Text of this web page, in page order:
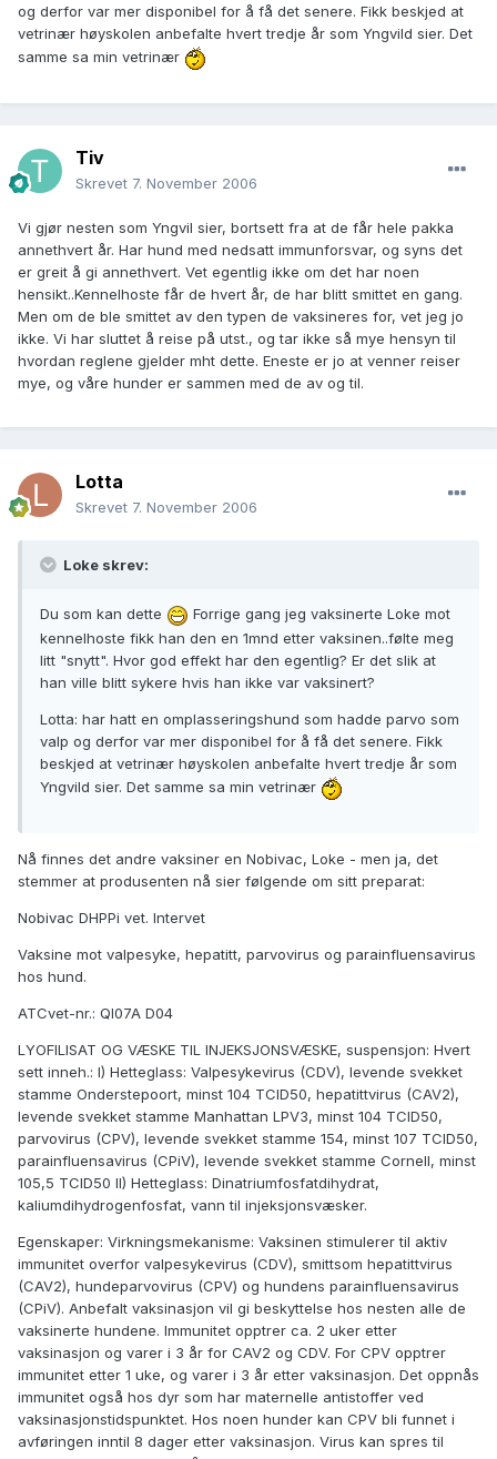
og derfor var mer disponibel for å få det senere. Fikk beskjed at
vetrinær høyskolen anbefalte hvert tredje år som Yngvild sier. Det
samme sa min vetrinær
Tiv
Skrevet 7. November 2006
Vi gjør nesten som Yngvil sier, bortsett fra at de får hele pakka
annethvert år. Har hund med nedsatt immunforsvar, og syns det
er greit å gi annethvert. Vet egentlig ikke om det har noen
hensikt..Kennelhoste får de hvert år, de har blitt smittet en gang.
Men om de ble smittet av den typen de vaksineres for, vet jeg jo
ikke. Vi har sluttet å reise på utst., og tar ikke så mye hensyn til
hvordan reglene gjelder mht dette. Eneste er jo at venner reiser
mye, og våre hunder er sammen med de av og til.
Lotta
Skrevet 7. November 2006
Loke skrev:
Du som kan dette
Forrige gang jeg vaksinerte Loke mot
kennelhoste fikk han den en 1mnd etter vaksinen..følte meg
litt "snytt". Hvor god effekt har den egentlig? Er det slik at
han ville blitt sykere hvis han ikke var vaksinert?
Lotta: har hatt en omplasseringshund som hadde parvo som
valp og derfor var mer disponibel for å få det senere. Fikk
beskjed at vetrinær høyskolen anbefalte hvert tredje år som
Yngvild sier. Det samme sa min vetrinær
Nå finnes det andre vaksiner en Nobivac, Loke - men ja, det
stemmer at produsenten nå sier følgende om sitt preparat:
Nobivac DHPPi vet. Intervet
Vaksine mot valpesyke, hepatitt, parvovirus og parainfluensavirus
hos hund.
ATCvet-nr.: QI07A D04
LYOFILISAT OG VÆSKE TIL INJEKSJONSVÆSKE, suspensjon: Hvert
sett inneh.: I) Hetteglass: Valpesykevirus (CDV), levende svekket
stamme Onderstepoort, minst 104 TCID50, hepatittvirus (CAV2),
levende svekket stamme Manhattan LPV3, minst 104 TCID50,
parvovirus (CPV), levende svekket stamme 154, minst 107 TCID50,
parainfluensavirus (CPiV), levende svekket stamme Cornell, minst
105,5 TCID50 II) Hetteglass: Dinatriumfosfatdihydrat,
kaliumdihydrogenfosfat, vann til injeksjonsvæsker.
Egenskaper: Virkningsmekanisme: Vaksinen stimulerer til aktiv
immunitet overfor valpesykevirus (CDV), smittsom hepatittvirus
(CAV2), hundeparvovirus (CPV) og hundens parainfluensavirus
(CPiV). Anbefalt vaksinasjon vil gi beskyttelse hos nesten alle de
vaksinerte hundene. Immunitet opptrer ca. 2 uker etter
vaksinasjon og varer i 3 år for CAV2 og CDV. For CPV opptrer
immunitet etter 1 uke, og varer i 3 år etter vaksinasjon. Det oppnås
immunitet også hos dyr som har maternelle antistoffer ved
vaksinasjonstidspunktet. Hos noen hunder kan CPV bli funnet i
avføringen inntil 8 dager etter vaksinasjon. Virus kan spres til